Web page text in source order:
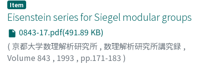
Item
Eisenstein series for Siegel modular groups
0843-17.pdf(491.89 KB)
( 京都大学数理解析研究所 , 数理解析研究所講究録 ,
Volume 843 , 1993 , pp.171-183 )